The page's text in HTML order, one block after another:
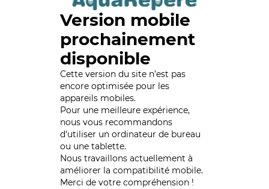
Version mobile
prochainement
disponible
Cette version du site n’est pas
encore optimisée pour les
appareils mobiles.
Pour une meilleure expérience,
nous vous recommandons
d'utiliser un ordinateur de bureau
ou une tablette.
Nous travaillons actuellement à
améliorer la compatibilité mobile.
Merci de votre compréhension !